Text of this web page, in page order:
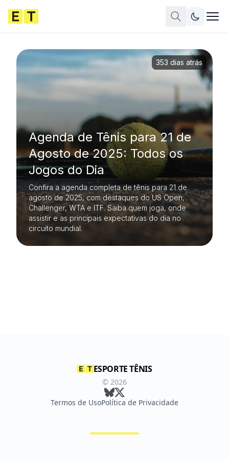
Agenda de Tênis para 21 de
Agosto de 2025: Todos os
Jogos do Dia
Confira a agenda completa de tênis para 21 de
agosto de 2025, com destaques do US Open,
Challenger, WTA e ITF. Saiba quem joga, onde
assistir e as principais expectativas do dia no
circuito mundial.
353 dias atrás
ESPORTE TÊNIS
© 2026
Termos de UsoPolítica de Privacidade